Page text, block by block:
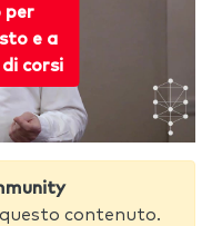
per
e a
corsi
contenuto.